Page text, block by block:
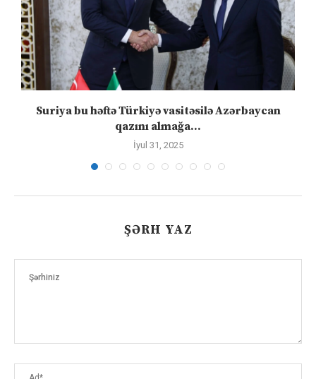
Suriya bu həftə Türkiyə vasitəsilə Azərbaycan
qazını almağa...
İyul 31, 2025
ŞƏRH YAZ